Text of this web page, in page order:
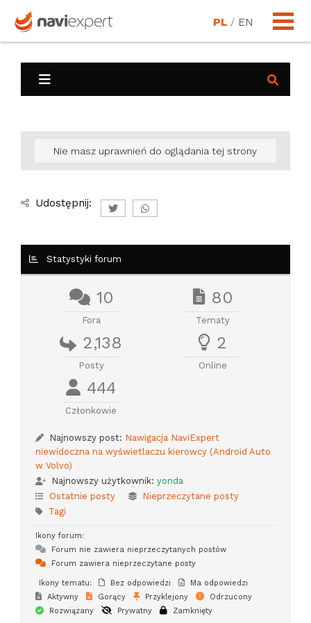
PL / EN
Nie masz uprawnień do oglądania tej strony
Udostępnij:
Statystyki forum
10
Fora
80
Tematy
2,138
Posty
2
Online
444
Członkowie
Najnowszy post: Nawigacja NaviExpert
niewidoczna na wyświetlaczu kierowcy (Android Auto
w Volvo)
Najnowszy użytkownik: yonda
Ostatnie posty
Nieprzeczytane posty
Tagi
Ikony forum:
Forum nie zawiera nieprzeczytanych postów
Forum zawiera nieprzeczytane posty
Ikony tematu: Bez odpowiedzi
Ma odpowiedzi
Aktywny
Gorący Przyklejony
Odrzucony
Rozwiązany
Prywatny Zamknięty